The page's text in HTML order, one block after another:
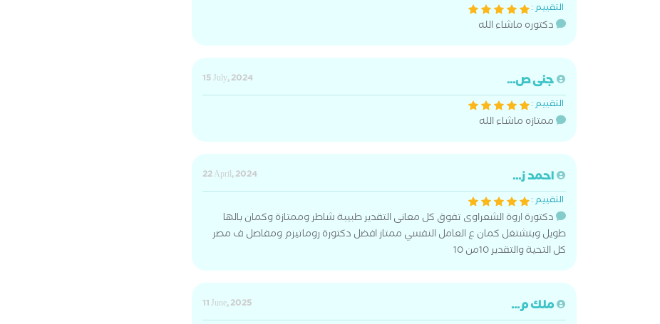
التقييم :
دكتوره ماشاء الله
جنى ص...
15 July, 2024
التقييم :
ممتازه ماشاء الله
احمد ز...
22 April, 2024
التقييم :
دكتورة اروة الشعراوى تفوق كل معانى التقدير طبيبة شاطر وممتازة وكمان بالها
طويل وبتشتغل كمان ع العامل النفسي ممتاز افضل دكتورة روماتيزم ومفاصل ف مصر
كل التحية والتقدير 10من 10
ملك م...
11 June, 2025